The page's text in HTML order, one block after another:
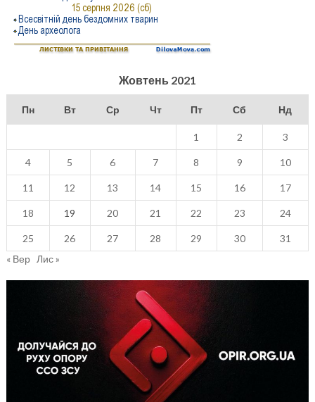
Жовтень 2021
Пн Вт Ср Чт Пт Сб Нд
1 2 3
4 5 6 7 8 9 10
11 12 13 14 15 16 17
18 19 20 21 22 23 24
25 26 27 28 29 30
31
« Вер Лис »